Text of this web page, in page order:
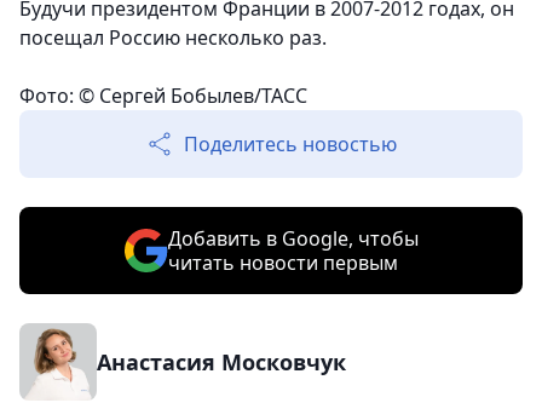
Будучи президентом Франции в 2007-2012 годах, он
посещал Россию несколько раз.
Фото: © Сергей Бобылев/ТАСС
Поделитесь новостью
Добавить в Google, чтобы
читать новости первым
Анастасия Московчук